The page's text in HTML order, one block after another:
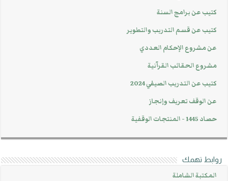
كتيب عن برامج السنة
كتيب عن قسم التدريب والتطوير
عن مشروع الإحكام العددي
مشروع الحقائب القرآنية
كتيب عن التدريب الصيفي 2024
عن الوقف تعريف وإنجاز
حصاد 1445 - المنتجات الوقفية
روابط تهمك
المكتبة الشاملة